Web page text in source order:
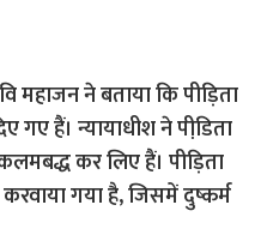
महाजन ने बताया कि पीड़िता
गए हैं। न्यायाधीश ने पीडि़ता
कर लिए हैं। पीड़िता
गया है, जिसमें दुष्कर्म